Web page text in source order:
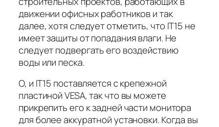
движении офисных работников и так
далее, хотя следует отметить, что IT15 не
имеет защиты от попадания влаги. Не
следует подвергать его воздействию
воды или песка.
О, и IT15 поставляется с крепежной
пластиной VESA, так что вы можете
прикрепить его к задней части монитора
для более аккуратной установки. Когда вы